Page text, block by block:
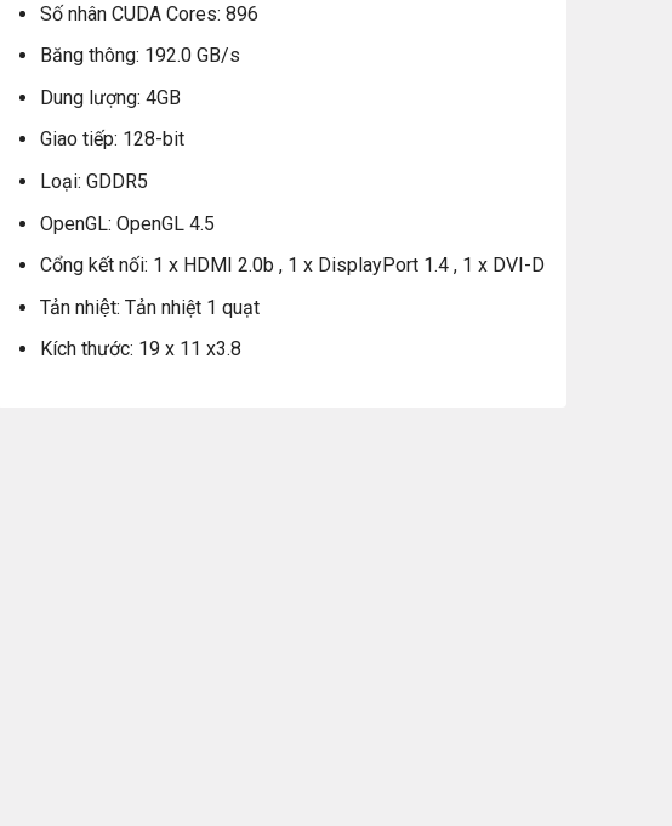
Số nhân CUDA Cores: 896
Băng thông: 192.0 GB/s
Dung lượng: 4GB
Giao tiếp: 128-bit
Loại: GDDR5
OpenGL: OpenGL 4.5
Cổng kết nối: 1 x HDMI 2.0b , 1 x DisplayPort 1.4 , 1 x DVI-D
Tản nhiệt: Tản nhiệt 1 quạt
Kích thước: 19 x 11 x3.8